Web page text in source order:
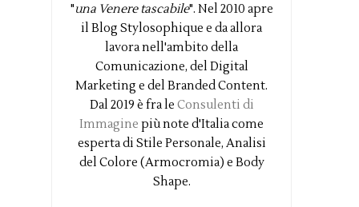
"una Venere tascabile". Nel 2010 apre
il Blog Stylosophique e da allora
lavora nell'ambito della
Comunicazione, del Digital
Marketing e del Branded Content.
Dal 2019 è fra le Consulenti di
Immagine più note d'Italia come
esperta di Stile Personale, Analisi
del Colore (Armocromia) e Body
Shape.